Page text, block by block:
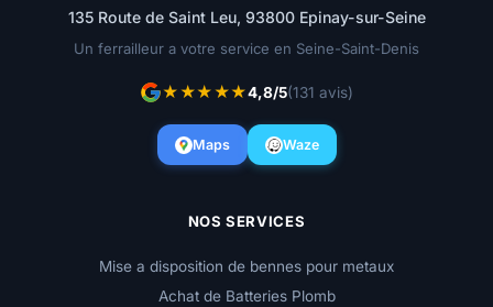
135 Route de Saint Leu, 93800 Epinay-sur-Seine
Un ferrailleur a votre service en Seine-Saint-Denis
★★★★★4,8/5(131 avis)
Maps Waze
NOS SERVICES
Mise a disposition de bennes pour metaux
Achat de Batteries Plomb